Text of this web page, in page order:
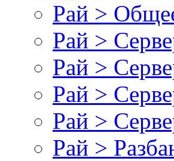
Рай >
Рай >
Рай >
Рай >
Рай >
Рай >